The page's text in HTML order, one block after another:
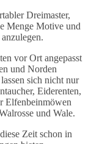
Dreimaster,
Menge Motive und
vor Ort angepasst
und Norden
sich nicht nur
Eiderenten,
Elfenbeinmöwen
und Wale.
Zeit schon in